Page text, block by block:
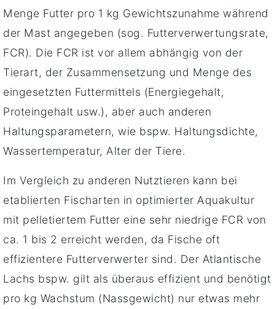
Menge Futter pro 1 kg Gewichtszunahme während
der Mast angegeben (sog. Futterverwertungsrate,
FCR). Die FCR ist vor allem abhängig von der
Tierart, der Zusammensetzung und Menge des
eingesetzten Futtermittels (Energiegehalt,
Proteingehalt usw.), aber auch anderen
Haltungsparametern, wie bspw. Haltungsdichte,
Wassertemperatur, Alter der Tiere.
Im Vergleich zu anderen Nutztieren kann bei
etablierten Fischarten in optimierter Aquakultur
mit pelletiertem Futter eine sehr niedrige FCR von
ca. 1 bis 2 erreicht werden, da Fische oft
effizientere Futterverwerter sind. Der Atlantische
Lachs bspw. gilt als überaus effizient und benötigt
pro kg Wachstum (Nassgewicht) nur etwas mehr